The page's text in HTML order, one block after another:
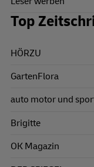
Top
HÖRZU
GartenFlora
auto motor und
Brigitte
OK Magazin